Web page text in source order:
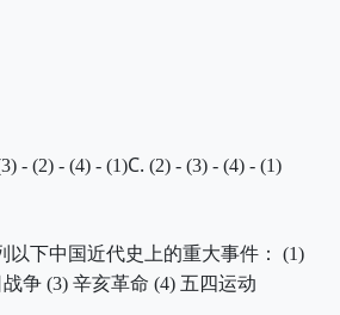
- (2) - (4) - (1)C. (2) - (3) - (4) - (1)
以下中国近代史上的重大事件： (1)
争 (3) 辛亥革命 (4) 五四运动